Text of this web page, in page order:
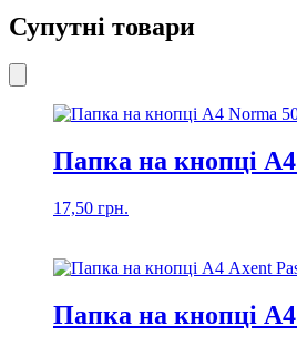
Супутні товари
Папка на кнопці А4
17,50 грн.
Папка на кнопці